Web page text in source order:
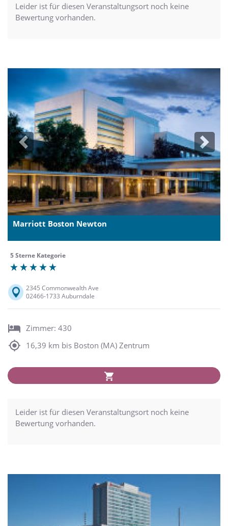
Leider ist für diesen Veranstaltungsort noch keine
Bewertung vorhanden.
Previous Next
Marriott Boston Newton
5 Sterne Kategorie
2345 Commonwealth Ave
02466-1733 Auburndale
Zimmer: 430
16,39 km bis Boston (MA) Zentrum
Leider ist für diesen Veranstaltungsort noch keine
Bewertung vorhanden.